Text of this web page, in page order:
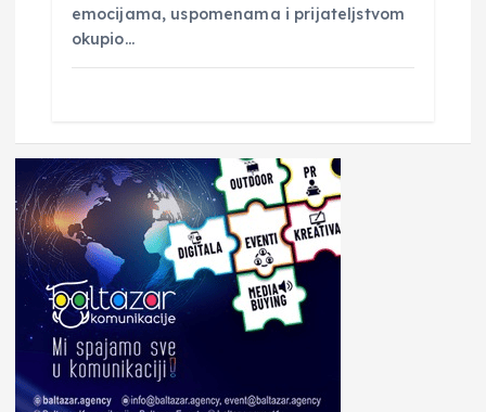
emocijama, uspomenama i prijateljstvom
okupio…